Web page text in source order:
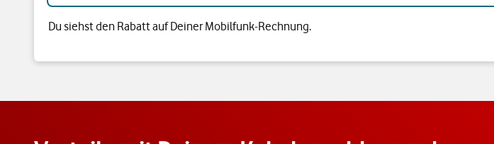
Du siehst den Rabatt auf Deiner Mobilfunk-Rechnung.